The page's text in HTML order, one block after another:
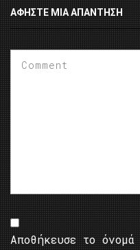
ΑΦΉΣΤΕ ΜΙΑ ΑΠΆΝΤΗΣΗ
Αποθήκευσε το